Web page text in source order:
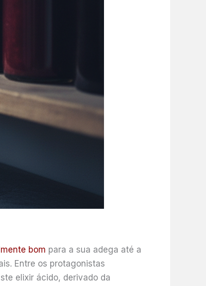
bom para a sua adega até a
Entre os protagonistas
elixir ácido, derivado da